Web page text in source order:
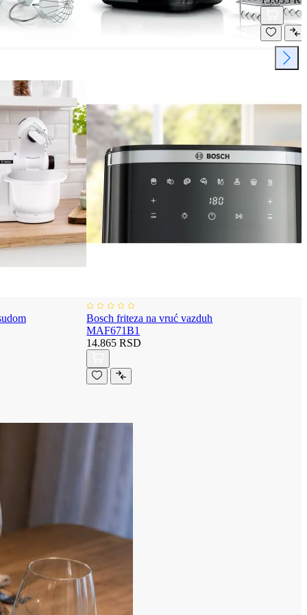
Bosch friteza na vruć vazduh
MAF671B1
14.865 RSD